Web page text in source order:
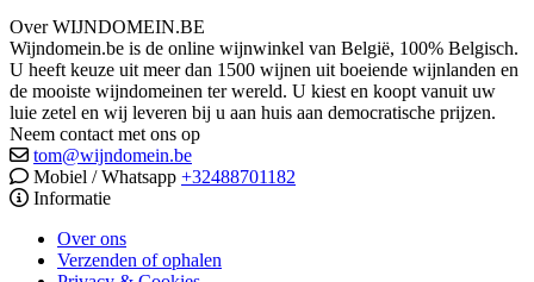
Over WIJNDOMEIN.BE
Wijndomein.be is de online wijnwinkel van België, 100% Belgisch.
U heeft keuze uit meer dan 1500 wijnen uit boeiende wijnlanden en
de mooiste wijndomeinen ter wereld. U kiest en koopt vanuit uw
luie zetel en wij leveren bij u aan huis aan democratische prijzen.
Neem contact met ons op
tom@wijndomein.be
Mobiel / Whatsapp +32488701182
Informatie
Over ons
Verzenden of ophalen